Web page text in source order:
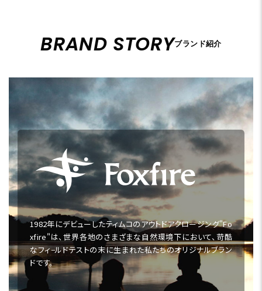
BRAND STORYブランド紹介
1982年にデビューしたティムコのアウトドアクロージング"Fo
xfire"は、世界各地のさまざまな自然環境下において、苛酷
なフィ−ルドテストの末に生まれた私たちのオリジナルブラン
ドです。